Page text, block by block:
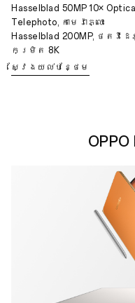
Hasselblad 50MP 10× Optical
Telephoto, កាមេរ៉ាភ្លោះ
Hasselblad 200MP, ថតវីដេ
កម្រិត 8K
ស្វែងយល់បន្ថែម